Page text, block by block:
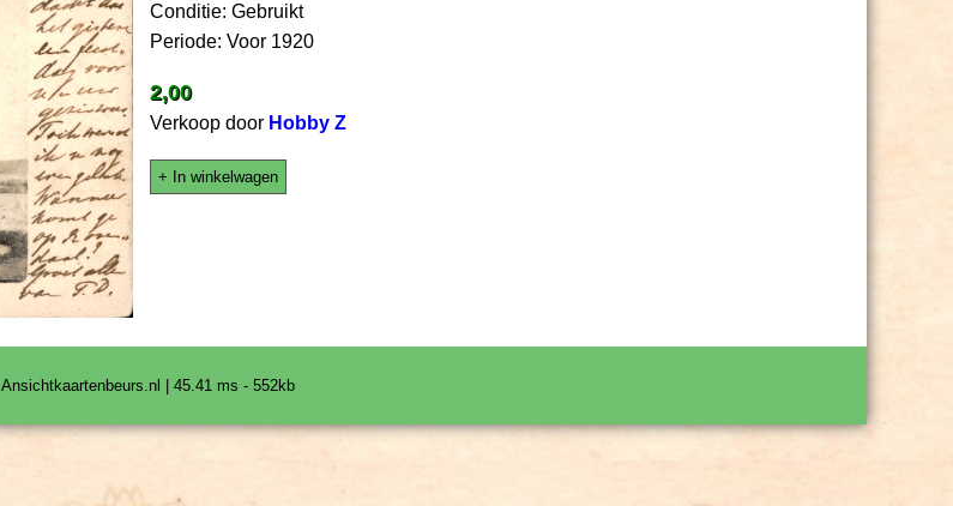
Conditie: Gebruikt
Periode: Voor 1920
2,00
Verkoop door Hobby Z
+ In winkelwagen
Ansichtkaartenbeurs.nl | 45.41 ms - 552kb